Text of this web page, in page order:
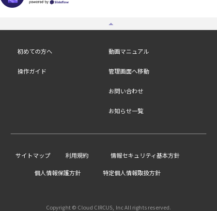
初めての方へ 動画マニュアル
操作ガイド 管理画面へ移動
お問い合わせ
お知らせ一覧
サイトマップ 利用規約 情報セキュリティ基本方針
個人情報保護方針 特定個人情報取扱方針
Copyright © Cloud CIRCUS, Inc All rights reserved.